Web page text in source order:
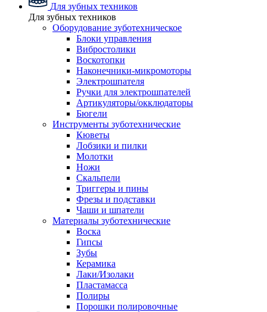
Для зубных техников
Для зубных техников
Оборудование зуботехническое
Блоки управления
Вибростолики
Воскотопки
Наконечники-микромоторы
Электрошпателя
Ручки для электрошпателей
Артикуляторы/окклюдаторы
Бюгели
Инструменты зуботехнические
Кюветы
Лобзики и пилки
Молотки
Ножи
Скальпели
Триггеры и пины
Фрезы и подставки
Чаши и шпатели
Материалы зуботехнические
Воска
Гипсы
Зубы
Керамика
Лаки/Изолаки
Пластамасса
Полиры
Порошки полировочные